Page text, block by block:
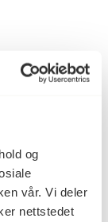
og
vår. Vi deler
nettstedet